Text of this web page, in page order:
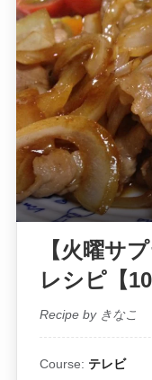
【火曜サ
レシピ【10
Recipe by きなこ
Course: テレビ